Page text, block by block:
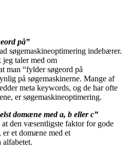
på”
søgemaskineoptimering indebærer.
taler med om
man “fylder søgeord på
på søgemaskinerne. Mange af
meta keywords, og de har ofte
er søgemaskineoptimering.
domæne med a, b eller c”
den væsentligste faktor for gode
er et domæne med et
alfabetet.